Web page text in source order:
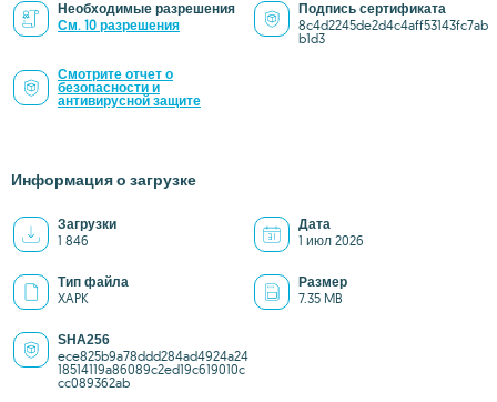
Необходимые разрешения
См. 10 разрешения
Подпись сертификата
8c4d2245de2d4c4aff53143fc7ab
b1d3
Смотрите отчет о
безопасности и
антивирусной защите
Информация о загрузке
Загрузки
1 846
Дата
1 июл 2026
Тип файла
XAPK
Размер
7.35 MB
SHA256
ece825b9a78ddd284ad4924a24
18514119a86089c2ed19c619010c
cc089362ab